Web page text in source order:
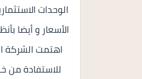
الوحدات
الأسعار و أيضا
اهتمت الشركة
للاستفادة من